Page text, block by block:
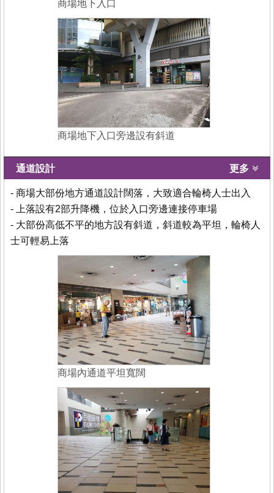
商場地下入口
商場地下入口旁邊設有斜道
通道設計 更多
- 商場大部份地方通道設計闊落，大致適合輪椅人士出入
- 上落設有2部升降機，位於入口旁邊連接停車場
- 大部份高低不平的地方設有斜道，斜道較為平坦，輪椅人
士可輕易上落
商場內通道平坦寬闊